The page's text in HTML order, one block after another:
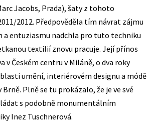
Jacobs, Prada), šaty z tohoto
2012. Předpověděla tím návrat zájmu
a entuziasmu nadchla pro tuto techniku
textilií znovu pracuje. Její přínos
Českém centru v Miláně, o dva roky
umění, interiérovém designu a módě
Plně se tu prokázalo, že je ve své
s podobně monumentálním
Inez Tuschnerová.